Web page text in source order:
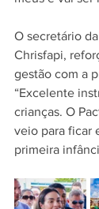
O secretário
Chrisfapi,
gestão com a
“Excelente
crianças. O
veio para ficar
primeira